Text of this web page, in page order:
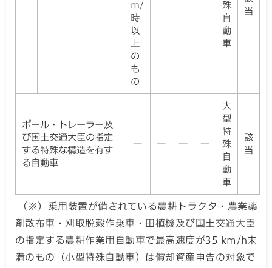
m/
時
以
上
の
も
の
殊
自
動
車
当
ポール・トレーラー及
び国土交通大臣の指定
する特殊な構造を有す
る自動車
― ― ― ―
大
型
特
殊
自
動
車
該
当
（※）乗用装置が備されている農耕トラクタ・農業薬
剤散布車・刈取脱穀作乗車・田植機及び国土交通大臣
の指定する農耕作業用自動車で最高速度が35 km/h未
満のもの（小型特殊自動車）は償却資産申告の対象で